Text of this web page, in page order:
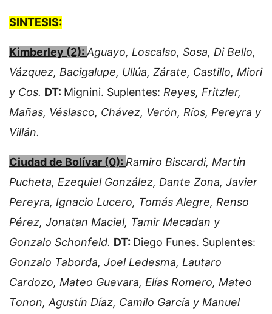
SINTESIS:
Kimberley (2): Aguayo, Loscalso, Sosa, Di Bello,
Vázquez, Bacigalupe, Ullúa, Zárate, Castillo, Miori
y Cos. DT: Mignini. Suplentes: Reyes, Fritzler,
Mañas, Véslasco, Chávez, Verón, Ríos, Pereyra y
Villán.
Ciudad de Bolívar (0): Ramiro Biscardi, Martín
Pucheta, Ezequiel González, Dante Zona, Javier
Pereyra, Ignacio Lucero, Tomás Alegre, Renso
Pérez, Jonatan Maciel, Tamir Mecadan y
Gonzalo Schonfeld. DT: Diego Funes. Suplentes:
Gonzalo Taborda, Joel Ledesma, Lautaro
Cardozo, Mateo Guevara, Elías Romero, Mateo
Tonon, Agustín Díaz, Camilo García y Manuel